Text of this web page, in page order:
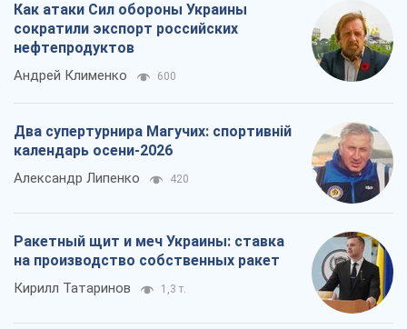
Как атаки Сил обороны Украины
сократили экспорт российских
нефтепродуктов
Андрей Клименко 600
Два супертурнира Магучих: спортивній
календарь осени-2026
Александр Липенко 420
Ракетный щит и меч Украины: ставка
на производство собственных ракет
Кирилл Татаринов 1,3 т.